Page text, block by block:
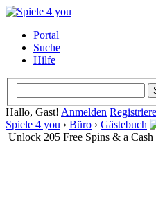
Portal
Suche
Hilfe
Hallo, Gast! Anmelden
Spiele 4 you › Büro › Gästebuch
Unlосk 205 Frее Sріns & a